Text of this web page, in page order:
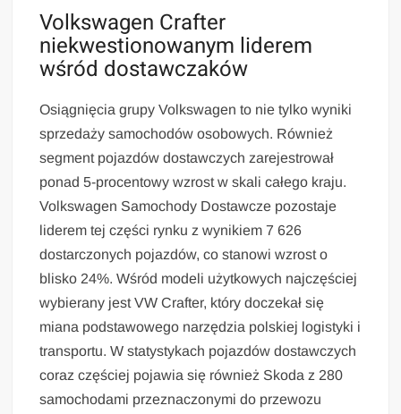
Volkswagen Crafter
niekwestionowanym liderem
wśród dostawczaków
Osiągnięcia grupy Volkswagen to nie tylko wyniki
sprzedaży samochodów osobowych. Również
segment pojazdów dostawczych zarejestrował
ponad 5-procentowy wzrost w skali całego kraju.
Volkswagen Samochody Dostawcze pozostaje
liderem tej części rynku z wynikiem 7 626
dostarczonych pojazdów, co stanowi wzrost o
blisko 24%. Wśród modeli użytkowych najczęściej
wybierany jest VW Crafter, który doczekał się
miana podstawowego narzędzia polskiej logistyki i
transportu. W statystykach pojazdów dostawczych
coraz częściej pojawia się również Skoda z 280
samochodami przeznaczonymi do przewozu